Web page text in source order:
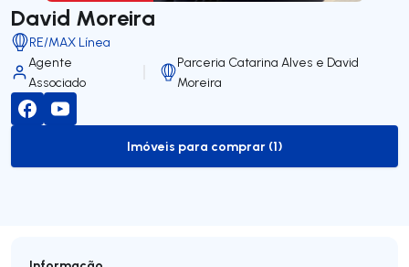
David Moreira
RE/MAX Línea
Agente
Associado
Parceria Catarina Alves e David
Moreira
to-buy-listing
Imóveis para comprar (1)